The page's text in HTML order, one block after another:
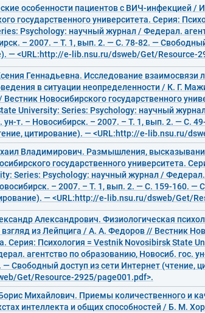
особенности пациентов с ВИЧ-инфекцией /
государственного университета. Серия:
Psychology: научный журнал / Федерал.
– 2007. – Т. 1, вып. 2. — С. 78-82. —
— <URL:http://e-lib.nsu.ru/dsweb/Get/Resource-
Геннадьевна. Исследование взаимосвязи
в ситуации неопределенности / К. Г.
Новосибирского государственного
University: Series: Psychology: научный
ун-т. – Новосибирск. – 2007. – Т. 1, вып. 2. — С.
цитирование). — <URL:http://e-lib.nsu.ru/
Владимирович. Размышления,
государственного университета.
Series: Psychology: научный журнал /
– 2007. – Т. 1, вып. 2. — С. 159-160. —
— <URL:http://e-lib.nsu.ru/dsweb/Get/
Александрович. Физиологическая
из Лейпцига / А. А. Федоров // Вестник
Серия: Психология = Vestnik Novosibirsk State
агентство по образованию, Новосиб. гос.
Свободный доступ из сети Интернет (чтение,
Get/Resource-2925/page001.pdf>.
Михайлович. Приемы количественного и
интеллекта и общих способностей / Б. М.